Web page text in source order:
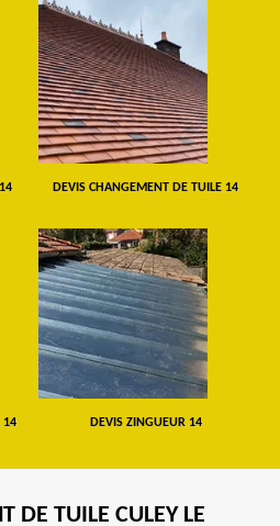
DEVIS CHANGEMENT DE TUILE 14
14 DEVIS ZINGUEUR 14
DE TUILE CULEY LE